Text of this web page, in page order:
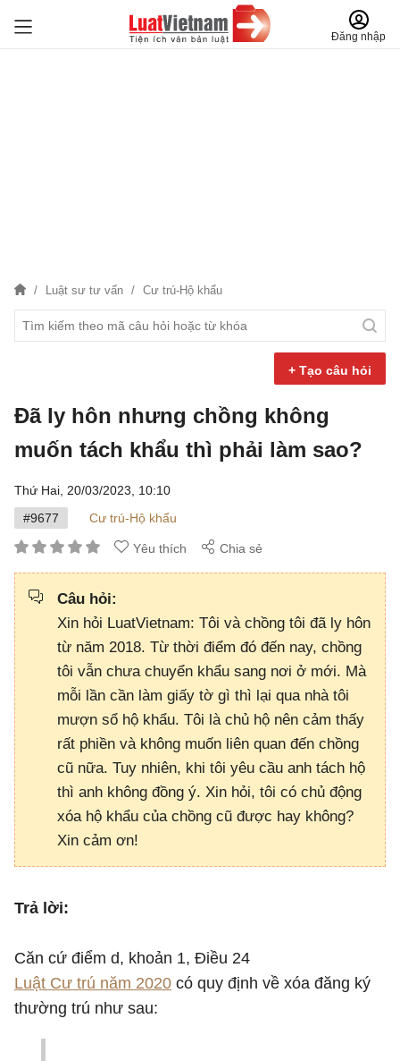
Đăng nhập
Luật sư tư vấn Cư trú-Hộ khẩu
+ Tạo câu hỏi
Đã ly hôn nhưng chồng không
muốn tách khẩu thì phải làm sao?
Thứ Hai, 20/03/2023, 10:10
#9677
Cư trú-Hộ khẩu
Yêu thích Chia sẻ
Câu hỏi:
Xin hỏi LuatVietnam: Tôi và chồng tôi đã ly hôn
từ năm 2018. Từ thời điểm đó đến nay, chồng
tôi vẫn chưa chuyển khẩu sang nơi ở mới. Mà
mỗi lần cần làm giấy tờ gì thì lại qua nhà tôi
mượn sổ hộ khẩu. Tôi là chủ hộ nên cảm thấy
rất phiền và không muốn liên quan đến chồng
cũ nữa. Tuy nhiên, khi tôi yêu cầu anh tách hộ
thì anh không đồng ý. Xin hỏi, tôi có chủ động
xóa hộ khẩu của chồng cũ được hay không?
Xin cảm ơn!
Trả lời:
Căn cứ điểm d, khoản 1, Điều 24
Luật Cư trú năm 2020 có quy định về xóa đăng ký
thường trú như sau: